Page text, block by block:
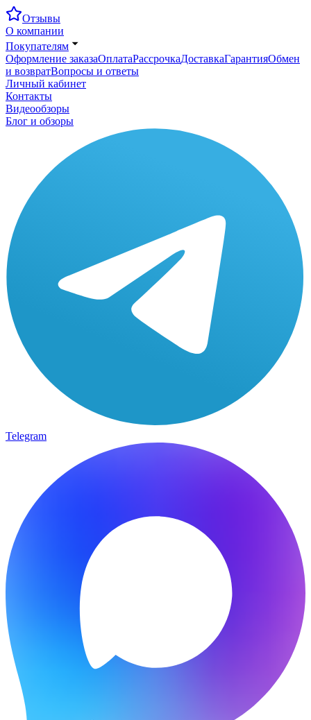
Отзывы
О компании
Покупателям
Оформление заказаОплатаРассрочкаДоставкаГарантияОбмен
и возвратВопросы и ответы
Личный кабинет
Контакты
Видеообзоры
Блог и обзоры
Telegram